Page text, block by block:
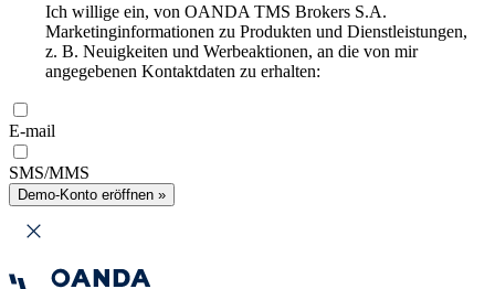
Ich willige ein, von OANDA TMS Brokers S.A.
Marketinginformationen zu Produkten und Dienstleistungen,
z. B. Neuigkeiten und Werbeaktionen, an die von mir
angegebenen Kontaktdaten zu erhalten:
E-mail
SMS/MMS
Demo-Konto eröffnen »